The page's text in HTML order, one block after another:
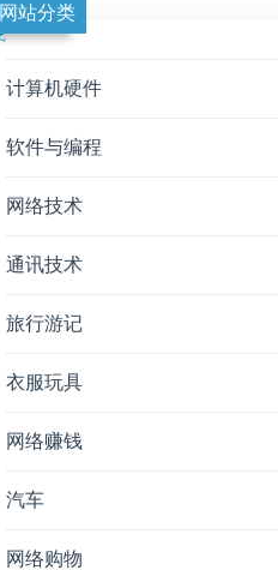
网站分类
计算机硬件
软件与编程
网络技术
通讯技术
旅行游记
衣服玩具
网络赚钱
汽车
网络购物